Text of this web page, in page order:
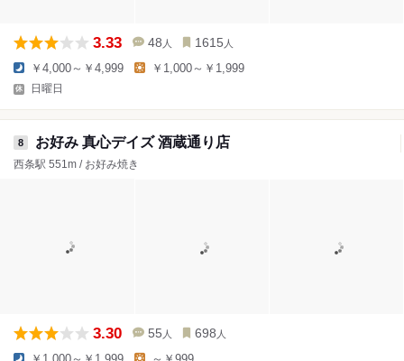
3.33 48 人 1615 人
￥4,000～￥4,999 ￥1,000～￥1,999
日曜日
8 お好み 真心デイズ 酒蔵通り店
西条駅 551m / お好み焼き
3.30 55 人 698 人